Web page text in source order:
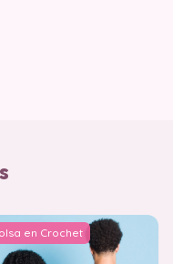
en Crochet